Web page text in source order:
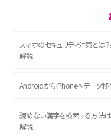
スマホのセキュリティ対策と
解説
AndroidからiPhoneへデータ移
読めない漢字を検索する方法
解説